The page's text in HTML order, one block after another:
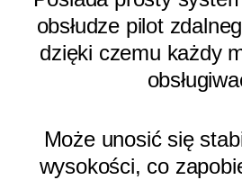
obsłudze pilot
dzięki czemu każdy
Może unosić się
wysokości, co